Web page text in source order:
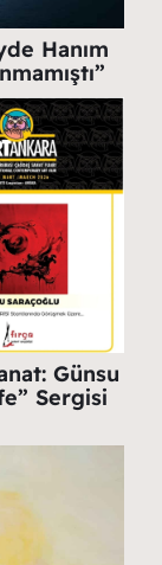
Hanım
Günsu
Sergisi